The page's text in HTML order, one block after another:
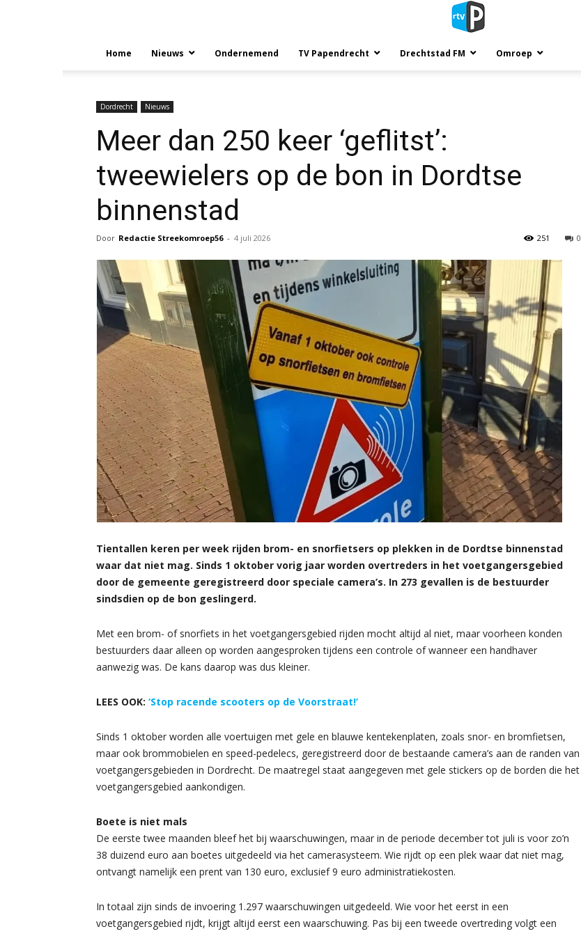
Home Nieuws Ondernemend TV Papendrecht Drechtstad FM Omroep
Dordrecht Nieuws
Meer dan 250 keer ‘geflitst’:
tweewielers op de bon in Dordtse
binnenstad
Door Redactie Streekomroep56 - 4 juli 2026 0
251
Tientallen keren per week rijden brom- en snorfietsers op plekken in de Dordtse binnenstad
waar dat niet mag. Sinds 1 oktober vorig jaar worden overtreders in het voetgangersgebied
door de gemeente geregistreerd door speciale camera’s. In 273 gevallen is de bestuurder
sindsdien op de bon geslingerd.
Met een brom- of snorfiets in het voetgangersgebied rijden mocht altijd al niet, maar voorheen konden
bestuurders daar alleen op worden aangesproken tijdens een controle of wanneer een handhaver
aanwezig was. De kans daarop was dus kleiner.
LEES OOK: ‘Stop racende scooters op de Voorstraat!’
Sinds 1 oktober worden alle voertuigen met gele en blauwe kentekenplaten, zoals snor- en bromfietsen,
maar ook brommobielen en speed-pedelecs, geregistreerd door de bestaande camera’s aan de randen van
voetgangersgebieden in Dordrecht. De maatregel staat aangegeven met gele stickers op de borden die het
voetgangersgebied aankondigen.
Boete is niet mals
De eerste twee maanden bleef het bij waarschuwingen, maar in de periode december tot juli is voor zo’n
38 duizend euro aan boetes uitgedeeld via het camerasysteem. Wie rijdt op een plek waar dat niet mag,
ontvangt namelijk een prent van 130 euro, exclusief 9 euro administratiekosten.
In totaal zijn sinds de invoering 1.297 waarschuwingen uitgedeeld. Wie voor het eerst in een
voetgangersgebied rijdt, krijgt altijd eerst een waarschuwing. Pas bij een tweede overtreding volgt een